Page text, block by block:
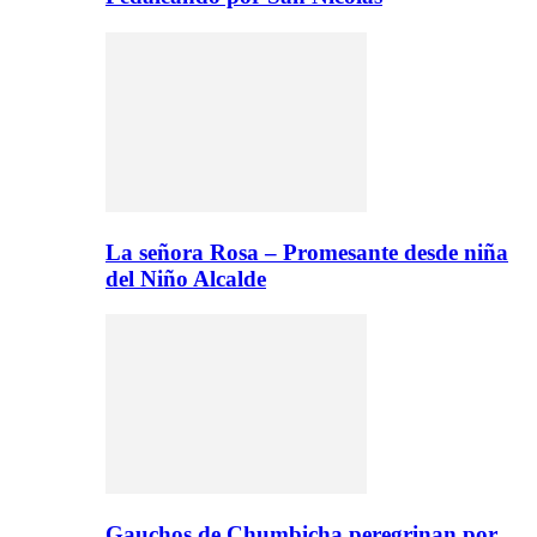
La señora Rosa – Promesante desde niña
del Niño Alcalde